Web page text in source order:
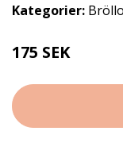
Kategorier:
175 SEK